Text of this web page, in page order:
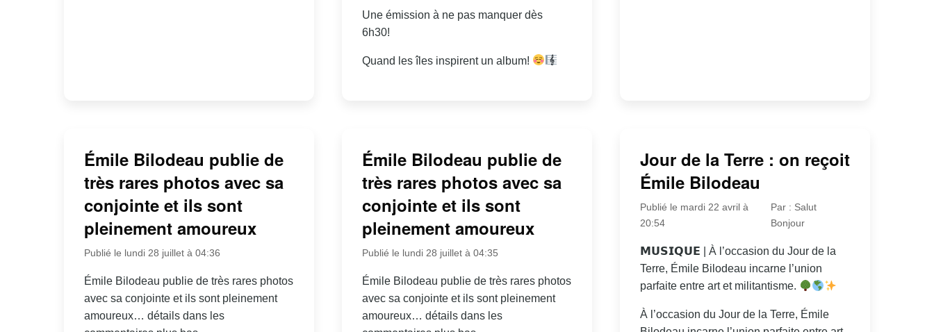
Une émission à ne pas manquer dès
6h30!
Quand les îles inspirent un album!
Émile Bilodeau publie de
très rares photos avec sa
conjointe et ils sont
pleinement amoureux
Publié le lundi 28 juillet à 04:36
Émile Bilodeau publie de très rares photos
avec sa conjointe et ils sont pleinement
amoureux… détails dans les
Émile Bilodeau publie de
très rares photos avec sa
conjointe et ils sont
pleinement amoureux
Publié le lundi 28 juillet à 04:35
Émile Bilodeau publie de très rares photos
avec sa conjointe et ils sont pleinement
amoureux… détails dans les
Jour de la Terre : on reçoit
Émile Bilodeau
Publié le mardi 22 avril à
20:54
Par : Salut
Bonjour
𝗠𝗨𝗦𝗜𝗤𝗨𝗘 | À l’occasion du Jour de la
Terre, Émile Bilodeau incarne l’union
parfaite entre art et militantisme.
À l’occasion du Jour de la Terre, Émile